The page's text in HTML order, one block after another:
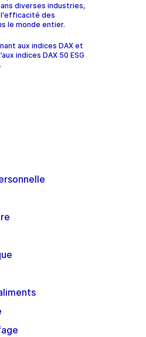
diverses industries,
l'efficacité des
le monde entier.
aux indices DAX et
indices DAX 50 ESG